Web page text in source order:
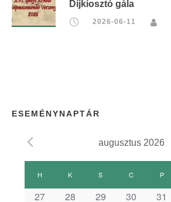
Díjkiosztó gála
2026-06-11
ESEMÉNYNAPTÁR
augusztus 2026
EH K S CCSÜTÖRTÖK
P
27 28 29 30 31